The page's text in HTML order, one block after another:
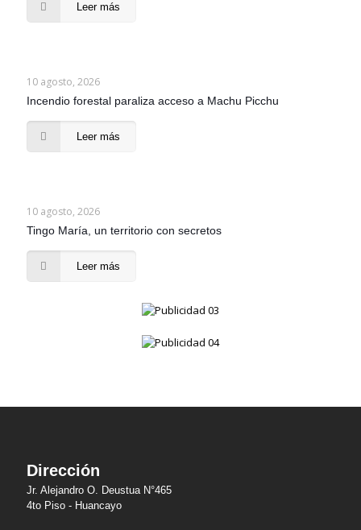
Leer más
10 agosto, 2026
Incendio forestal paraliza acceso a Machu Picchu
Leer más
10 agosto, 2026
Tingo María, un territorio con secretos
Leer más
Dirección
Jr. Alejandro O. Deustua N°465
4to Piso - Huancayo